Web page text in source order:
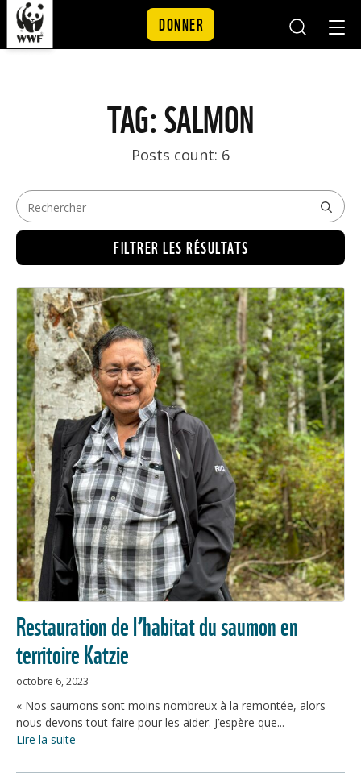
DONNER
TAG: SALMON
Posts count: 6
FILTRER LES RÉSULTATS
Restauration de l’habitat du saumon en
territoire Katzie
octobre 6, 2023
« Nos saumons sont moins nombreux à la remontée, alors
nous devons tout faire pour les aider. J’espère que...
Lire la suite